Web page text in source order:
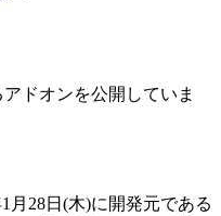
ドオンを公開していま
月28日(木)に開発元である